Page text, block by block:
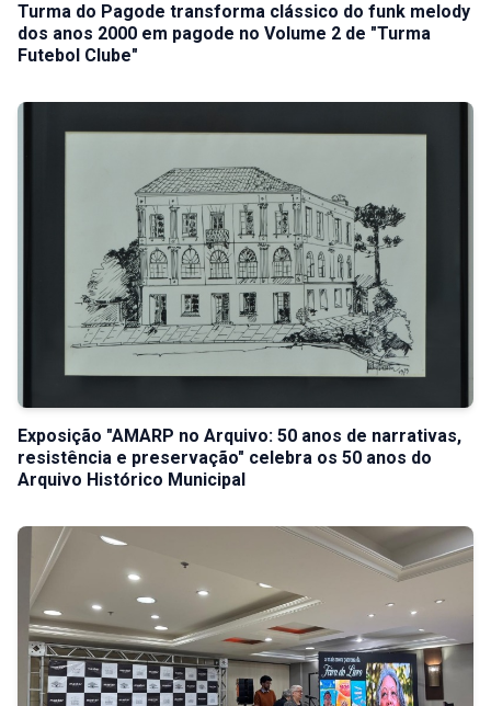
Turma do Pagode transforma clássico do funk melody
dos anos 2000 em pagode no Volume 2 de "Turma
Futebol Clube"
Exposição "AMARP no Arquivo: 50 anos de narrativas,
resistência e preservação" celebra os 50 anos do
Arquivo Histórico Municipal